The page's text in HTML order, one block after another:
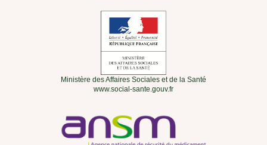
Ministère des Affaires Sociales et de la Santé
www.social-sante.gouv.fr